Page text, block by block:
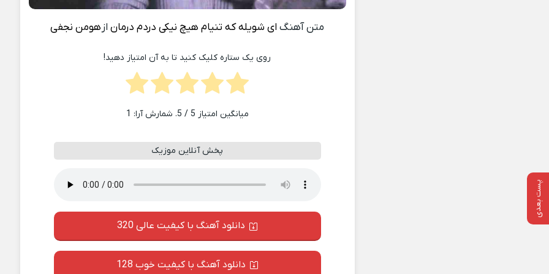
پست بعدی
متن آهنگ ای شویله که تنیام هیچ نیکی دردم درمانازهومن نجفی
روی یک ستاره کلیک کنید تا به آن امتیاز دهید!
میانگین امتیاز 5 / 5. شمارش آرا: 1
پخش آنلاین موزیک
دانلود آهنگ با کیفیت عالی 320
دانلود آهنگ با کیفیت خوب 128